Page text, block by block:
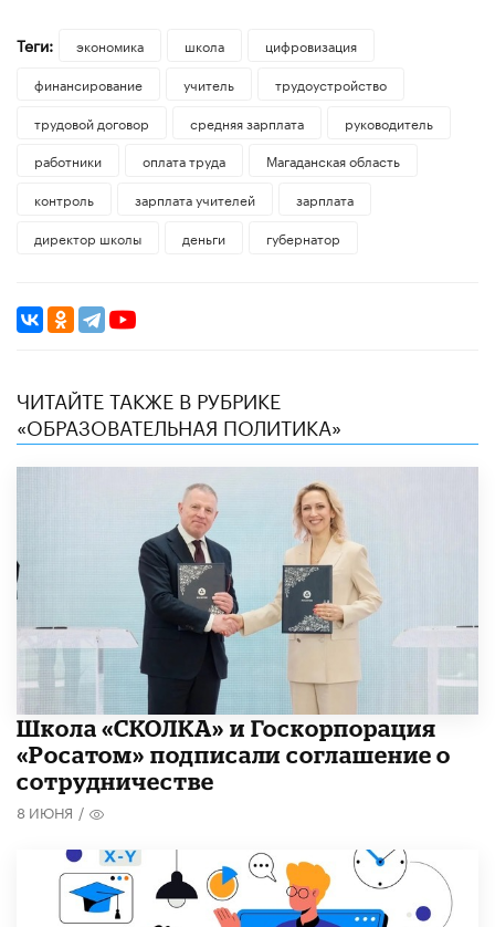
Теги: экономика школа
цифровизация
финансирование
учитель
трудоустройство
трудовой договор
средняя зарплата
руководитель
работники
оплата труда
Магаданская область
контроль
зарплата учителей
зарплата
директор школы
деньги губернатор
ЧИТАЙТЕ ТАКЖЕ В РУБРИКЕ
«ОБРАЗОВАТЕЛЬНАЯ ПОЛИТИКА»
Школа «СКОЛКА» и Госкорпорация
«Росатом» подписали соглашение о
сотрудничестве
8 ИЮНЯ /